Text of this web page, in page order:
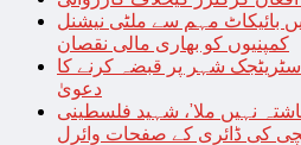
بائیکاٹ مہم سے ملٹی نیشنل
کمپنیوں کو بھاری مالی نقصان
شہر پر قبضہ کرنے کا
دعویٰ
نہیں ملا’، شہید فلسطینی
کی ڈائری کے صفحات وائرل